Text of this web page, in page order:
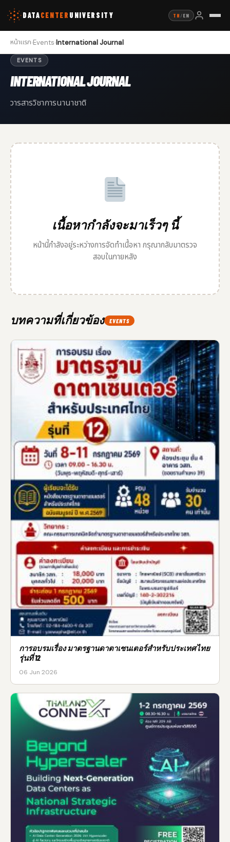
DATACENTER UNIVERSITY TH /EN
หน้าแรก›Events›International Journal
EVENTS
INTERNATIONAL JOURNAL
วารสารวิชาการนานาชาติ
เนื้อหากำลังจะมาเร็วๆ นี้
หน้านี้กำลังอยู่ระหว่างการจัดทำเนื้อหา กรุณากลับมาตรวจ
สอบในภายหลัง
บทความที่เกี่ยวข้อง EVENTS
การอบรมเรื่อง มาตรฐานดาตาเซนเตอร์สำหรับประเทศไทย
รุ่นที่ 12
06 Jun 2026